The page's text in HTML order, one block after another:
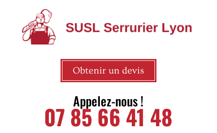
Obtenir un devis
Appelez-nous !
07 85 66 41 48